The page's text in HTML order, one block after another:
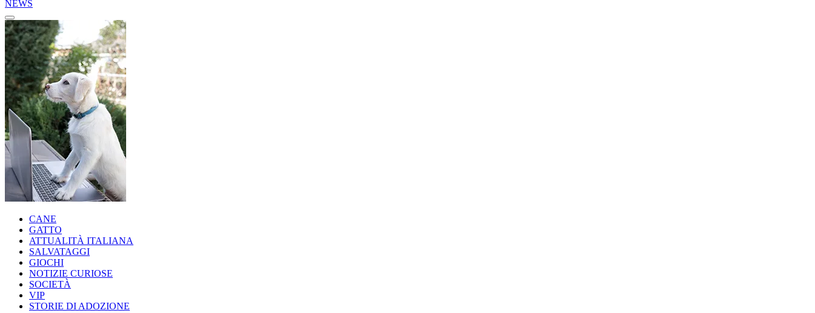
NEWS
CANE
GATTO
ATTUALITÀ ITALIANA
SALVATAGGI
GIOCHI
NOTIZIE CURIOSE
SOCIETÀ
VIP
STORIE DI ADOZIONE